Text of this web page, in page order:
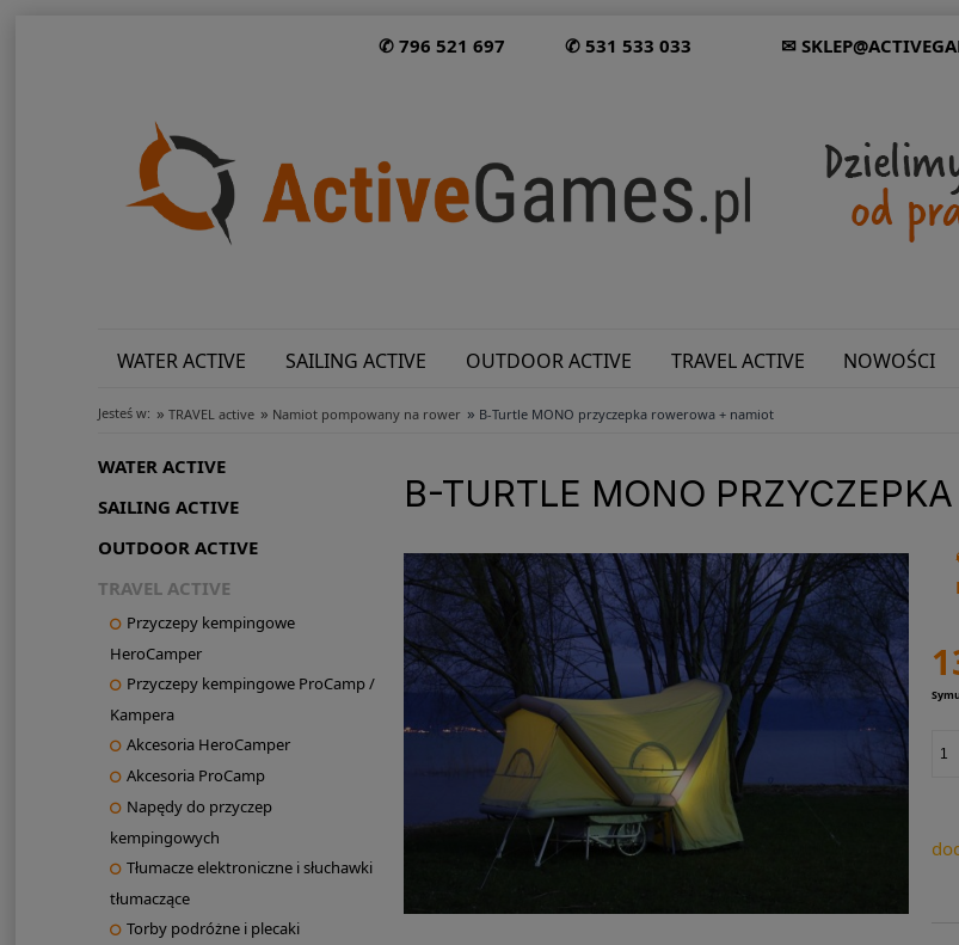
✆ 796 521 697 ✆ 531 533 033 ✉
WATER ACTIVE SAILING ACTIVE OUTDOOR ACTIVE TRAVEL ACTIVE NOWOŚCI
SHOWROOM: ODWIEDŹ NAS NA
Jesteś w: » TRAVEL active » Namiot pompowany na rower » B-Turtle MONO przyczepka rowerowa + namiot
WATER ACTIVE
SAILING ACTIVE
OUTDOOR ACTIVE
TRAVEL ACTIVE
Przyczepy kempingowe
HeroCamper
Przyczepy kempingowe ProCamp /
Kampera
Akcesoria HeroCamper
Akcesoria ProCamp
Napędy do przyczep
kempingowych
Tłumacze elektroniczne i słuchawki
tłumaczące
Torby podróżne i plecaki
B-TURTLE MONO